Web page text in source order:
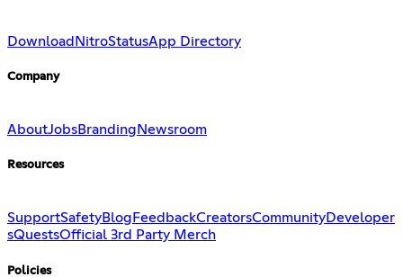
Download NitroStatusApp Directory
Company
AboutJobsBranding Newsroom
Resources
SupportSafetyBlog FeedbackCreatorsCommunityDeveloper
sQuestsOfficial 3rd Party Merch
Policies